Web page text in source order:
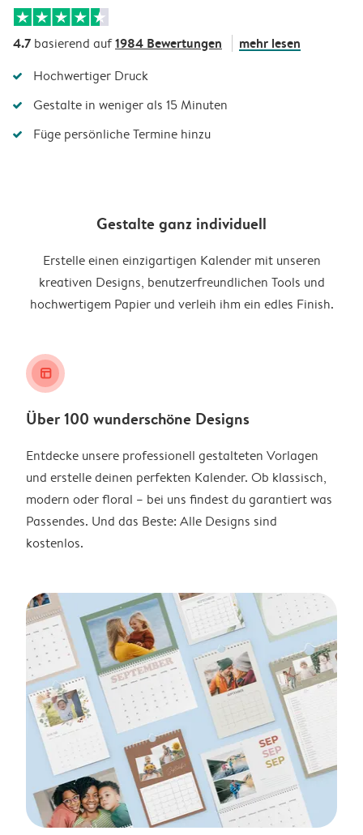
4.7 basierend auf1984 Bewertungen mehr lesen
Hochwertiger Druck
Gestalte in weniger als 15 Minuten
Füge persönliche Termine hinzu
Gestalte ganz individuell
Erstelle einen einzigartigen Kalender mit unseren
kreativen Designs, benutzerfreundlichen Tools und
hochwertigem Papier und verleih ihm ein edles Finish.
layout_alt
Über 100 wunderschöne Designs
Entdecke unsere professionell gestalteten Vorlagen
und erstelle deinen perfekten Kalender. Ob klassisch,
modern oder floral – bei uns findest du garantiert was
Passendes. Und das Beste: Alle Designs sind
kostenlos.